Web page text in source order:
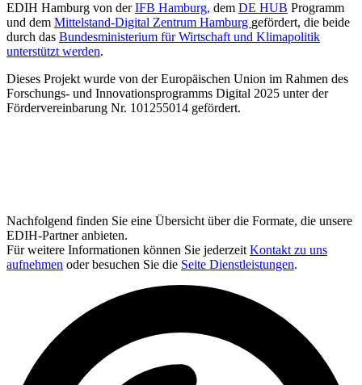
EDIH Hamburg von derIFB Hamburg, dem DE HUB Programm
und dem Mittelstand-Digital Zentrum Hamburg gefördert, die beide
durch das Bundesministerium für Wirtschaft und Klimapolitik
unterstützt werden.
Dieses Projekt wurde von der Europäischen Union im Rahmen des
Forschungs- und Innovationsprogramms Digital 2025 unter der
Fördervereinbarung Nr. 101255014 gefördert.
Nachfolgend finden Sie eine Übersicht über die Formate, die unsere
EDIH-Partner anbieten.
Für weitere Informationen können Sie jederzeit Kontakt zu uns
aufnehmen oder besuchen Sie die Seite Dienstleistungen.